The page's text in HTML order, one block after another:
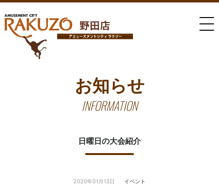
お知らせ
INFORMATION
日曜日の大会紹介
2020年01月13日 イベント